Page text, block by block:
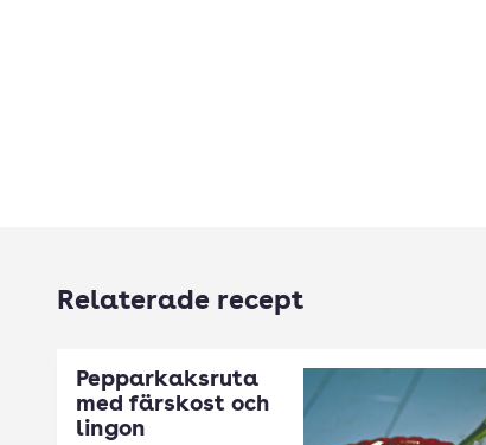
Relaterade recept
Pepparkaksruta
med färskost och
lingon